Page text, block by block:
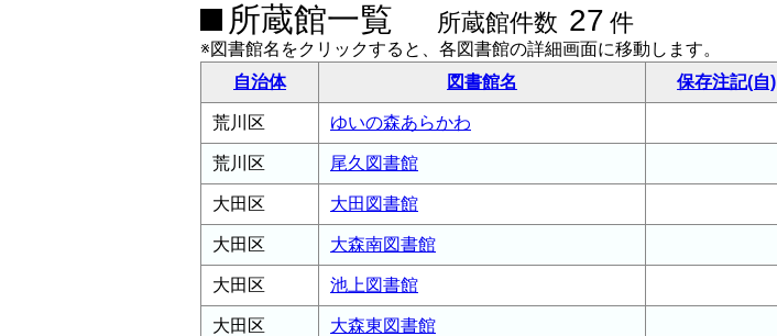
所蔵館一覧 所蔵館件数 27 件
※図書館名をクリックすると、各図書館の詳細画面に移動します。
自治体
図書館名 保存注記(自)
荒川区 ゆいの森あらかわ
荒川区 尾久図書館
大田区 大田図書館
大田区 大森南図書館
大田区 池上図書館
大田区 大森東図書館